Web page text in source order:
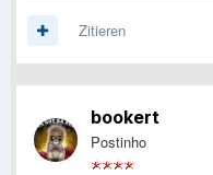
Zitieren
bookert
Postinho